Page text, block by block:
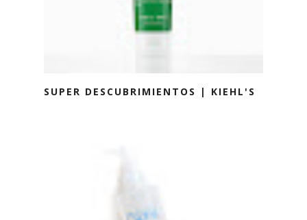
SUPER DESCUBRIMIENTOS | KIEHL'S